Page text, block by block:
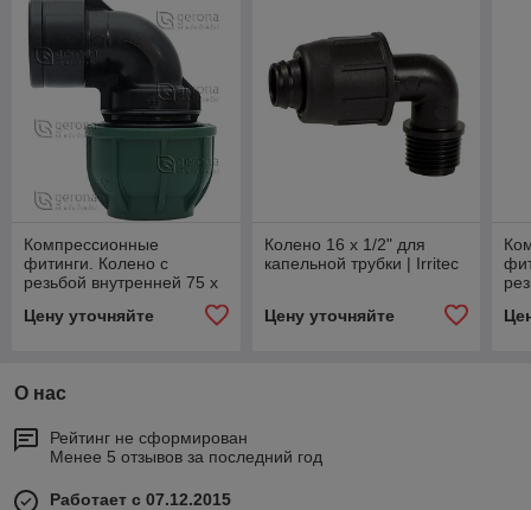
Компрессионные
фитинги. Колено с
резьбой внутренней 75 х
2"1/2, отвод 90° для ПЭ
Цену уточняйте
Колено 16 х 1/2" для
капельной трубки | Irritec
Цену уточняйте
О нас
Рейтинг не сформирован
Менее 5 отзывов за последний год
Работает с 07.12.2015